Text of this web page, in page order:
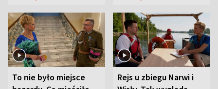
To nie było miejsce
Rejs u zbiegu Narwi i